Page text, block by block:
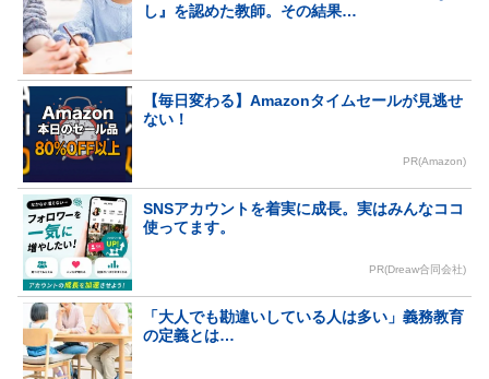
し』を認めた教師。その結果…
【毎日変わる】Amazonタイムセールが見逃せ
ない！
PR(Amazon)
SNSアカウントを着実に成長。実はみんなココ
使ってます。
PR(Dreaw合同会社)
「大人でも勘違いしている人は多い」義務教育
の定義とは…